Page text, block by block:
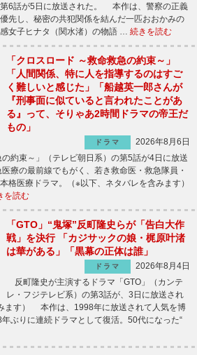
6話が5日に放送された。 本作は、警察の正義
先し、秘密の共犯関係を結んだ一匹おおかみの
女子ヒナタ（関水渚）の物語 … 続きを読む
「クロスロード ～救命救急の約束～」
「人間関係、特に人を指導するのはすご
く難しいと感じた」「船越英一郎さんが
『刑事面に似ていると言われたことがあ
る』って、そりゃあ2時間ドラマの帝王だ
もの」
ドラマ
2026年8月6日
約束～」（テレビ朝日系）の第5話が4日に放送
療の最前線でもがく、若き救命医・救急隊員・
格医療ドラマ。（※以下、ネタバレを含みます）
を読む
「GTO」“鬼塚”反町隆史らが「告白大作
戦」を決行 「カジサックの娘・梶原叶渚
は華がある」「黒幕の正体は誰」
ドラマ
2026年8月4日
反町隆史が主演するドラマ「GTO」（カンテ
レ・フジテレビ系）の第3話が、3日に放送され
ます） 本作は、1998年に放送されて人気を博
ぶりに連続ドラマとして復活。50代になった“